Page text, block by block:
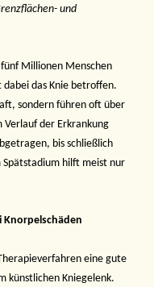
und
Millionen Menschen
das Knie betroffen.
sondern führen oft über
der Erkrankung
bis schließlich
Spätstadium hilft meist nur
Knorpelschäden
eine gute
künstlichen Kniegelenk.